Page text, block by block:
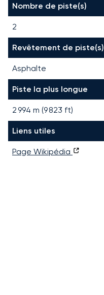
Nombre de piste(s)
2
Revêtement de piste(s)
Asphalte
Piste la plus longue
2 994 m (9 823 ft)
Liens utiles
Page Wikipédia